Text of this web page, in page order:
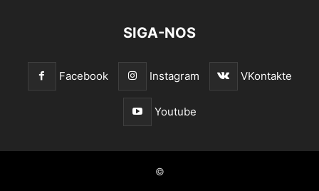
SIGA-NOS
Facebook Instagram VKontakte
Youtube
©